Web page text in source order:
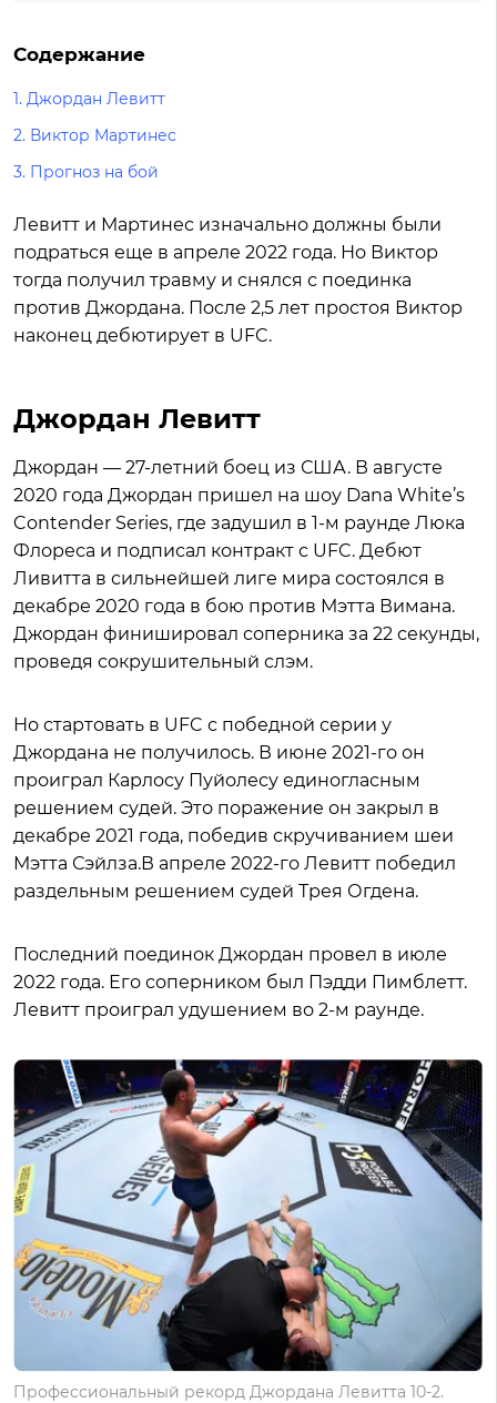
Содержание
1. Джордан Левитт
2. Виктор Мартинес
3. Прогноз на бой
Левитт и Мартинес изначально должны были
подраться еще в апреле 2022 года. Но Виктор
тогда получил травму и снялся с поединка
против Джордана. После 2,5 лет простоя Виктор
наконец дебютирует в UFC.
Джордан Левитт
Джордан — 27-летний боец из США. В августе
2020 года Джордан пришел на шоу Dana White’s
Contender Series, где задушил в 1-м раунде Люка
Флореса и подписал контракт с UFC. Дебют
Ливитта в сильнейшей лиге мира состоялся в
декабре 2020 года в бою против Мэтта Вимана.
Джордан финишировал соперника за 22 секунды,
проведя сокрушительный слэм.
Но стартовать в UFC с победной серии у
Джордана не получилось. В июне 2021-го он
проиграл Карлосу Пуйолесу единогласным
решением судей. Это поражение он закрыл в
декабре 2021 года, победив скручиванием шеи
Мэтта Сэйлза.В апреле 2022-го Левитт победил
раздельным решением судей Трея Огдена.
Последний поединок Джордан провел в июле
2022 года. Его соперником был Пэдди Пимблетт.
Левитт проиграл удушением во 2-м раунде.
Профессиональный рекорд Джордана Левитта 10-2.